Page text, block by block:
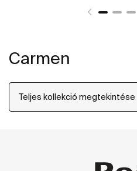
Carmen
Teljes kollekció megtekintése